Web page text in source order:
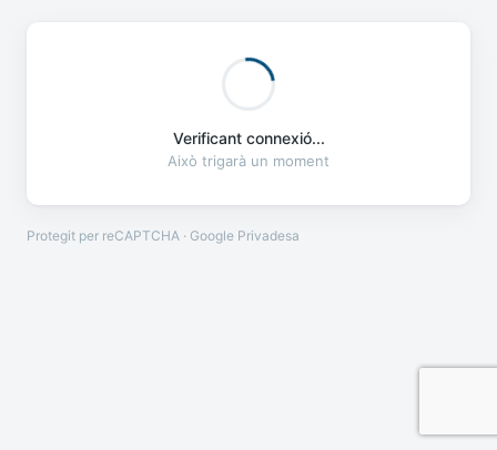
Verificant connexió...
Això trigarà un moment
Protegit per reCAPTCHA · Google Privadesa